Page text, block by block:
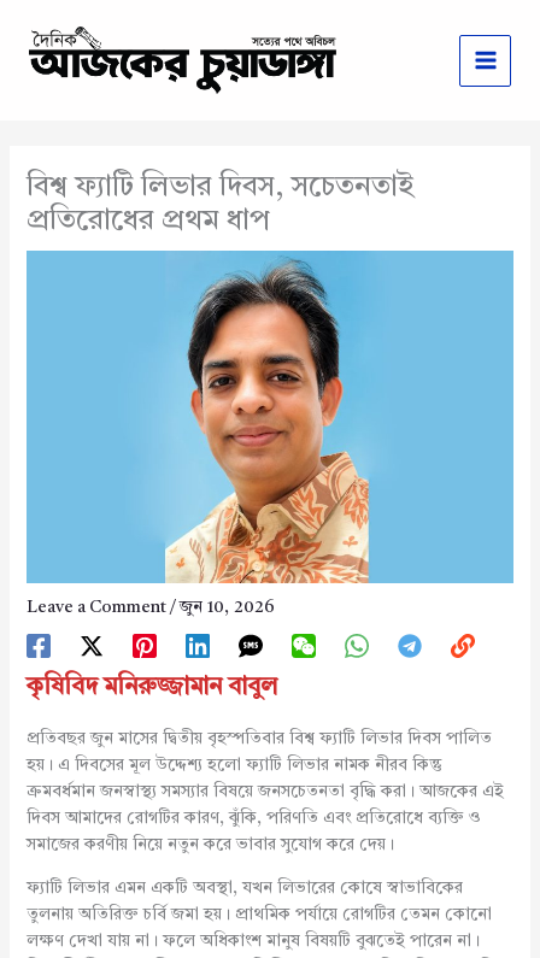
content
বিশ্ব ফ্যাটি লিভার দিবস, সচেতনতাই
প্রতিরোধের প্রথম ধাপ
Leave a Comment /জুন 10, 2026
কৃষিবিদ মনিরুজ্জামান বাবুল
প্রতিবছর জুন মাসের দ্বিতীয় বৃহস্পতিবার বিশ্ব ফ্যাটি লিভার দিবস পালিত
হয়। এ দিবসের মূল উদ্দেশ্য হলো ফ্যাটি লিভার নামক নীরব কিন্তু
ক্রমবর্ধমান জনস্বাস্থ্য সমস্যার বিষয়ে জনসচেতনতা বৃদ্ধি করা। আজকের এই
দিবস আমাদের রোগটির কারণ, ঝুঁকি, পরিণতি এবং প্রতিরোধে ব্যক্তি ও
সমাজের করণীয় নিয়ে নতুন করে ভাবার সুযোগ করে দেয়।
ফ্যাটি লিভার এমন একটি অবস্থা, যখন লিভারের কোষে স্বাভাবিকের
তুলনায় অতিরিক্ত চর্বি জমা হয়। প্রাথমিক পর্যায়ে রোগটির তেমন কোনো
লক্ষণ দেখা যায় না। ফলে অধিকাংশ মানুষ বিষয়টি বুঝতেই পারেন না।